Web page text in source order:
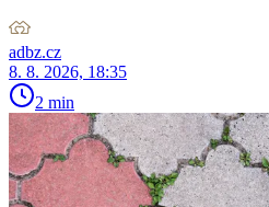
adbz.cz
8. 8. 2026, 18:35
2 min